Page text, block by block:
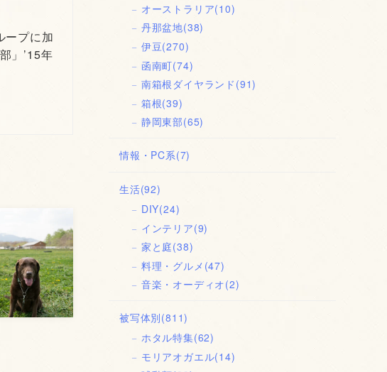
ープに加
」’15年
オーストラリア(10)
丹那盆地(38)
伊豆(270)
函南町(74)
南箱根ダイヤランド (91)
箱根(39)
静岡東部(65)
情報・PC系(7)
生活(92)
DIY(24)
インテリア(9)
家と庭(38)
料理・グルメ (47)
音楽・オーディオ(2)
被写体別(811)
ホタル特集(62)
モリアオガエル(14)